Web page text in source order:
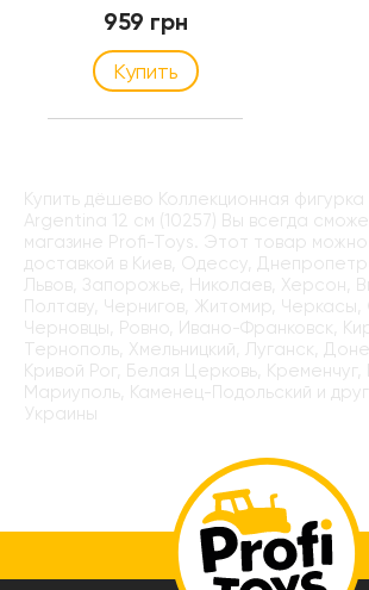
959 грн
Купить
Купить дёшево Коллекционная
Argentina 12 см (10257) Вы всегда
магазине Profi-Toys. Этот товар можно
доставкой в Киев, Одессу,
Львов, Запорожье, Николаев, Херсон,
Полтаву, Чернигов, Житомир, Черкасы,
Черновцы, Ровно, Ивано-Франковск,
Тернополь, Хмельницкий, Луганск,
Кривой Рог, Белая Церковь, Кременчуг,
Мариуполь, Каменец-Подольский и
Украины